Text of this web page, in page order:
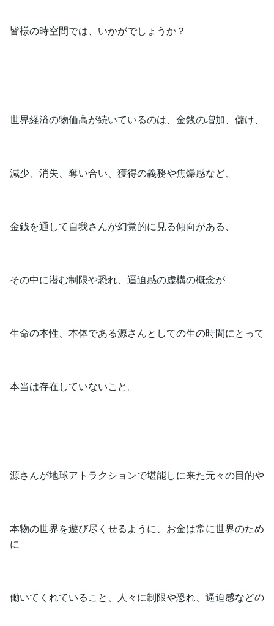
皆様の時空間では、いかがでしょうか？
世界経済の物価高が続いているのは、金銭の増加、儲け、
減少、消失、奪い合い、獲得の義務や焦燥感など、
金銭を通して自我さんが幻覚的に見る傾向がある、
その中に潜む制限や恐れ、逼迫感の虚構の概念が
生命の本性、本体である源さんとしての生の時間にとって
本当は存在していないこと。
源さんが地球アトラクションで堪能しに来た元々の目的や
本物の世界を遊び尽くせるように、お金は常に世界のため
に
働いてくれていること、人々に制限や恐れ、逼迫感などの